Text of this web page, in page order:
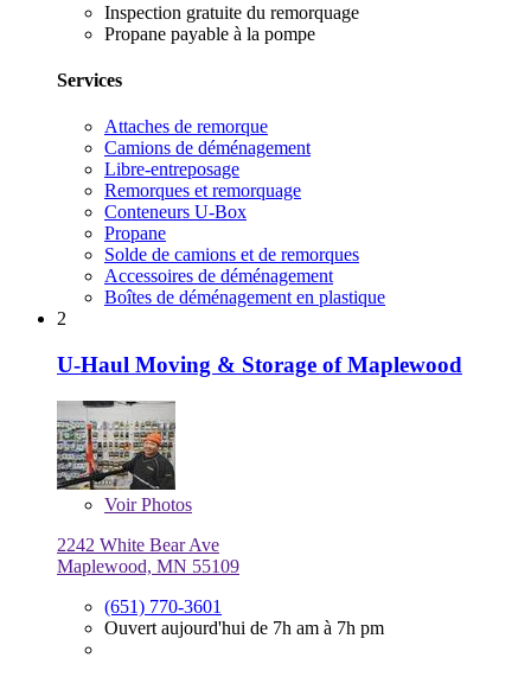
Inspection gratuite du remorquage
Propane payable à la pompe
Services
Attaches de remorque
Camions de déménagement
Libre-entreposage
Remorques et remorquage
Conteneurs U-Box
Propane
Solde de camions et de remorques
Accessoires de déménagement
Boîtes de déménagement en plastique
2
U-Haul Moving & Storage of Maplewood
VoirPhotos
2242 White Bear Ave
Maplewood, MN 55109
(651) 770-3601
Ouvert aujourd'hui de 7h am à 7h pm